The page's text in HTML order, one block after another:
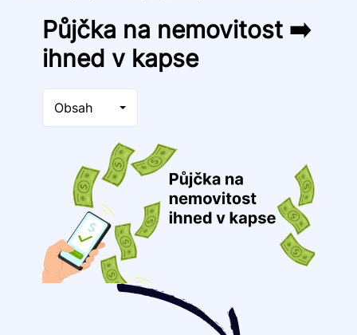
Půjčka na nemovitost ➡️
ihned v kapse
Obsah